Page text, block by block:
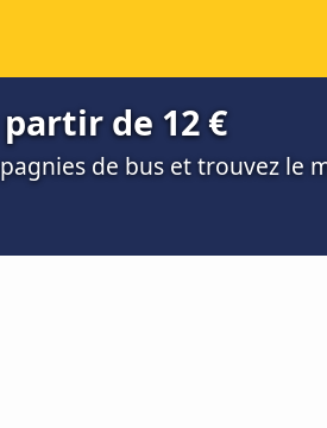
de 12 €
de bus et trouvez le